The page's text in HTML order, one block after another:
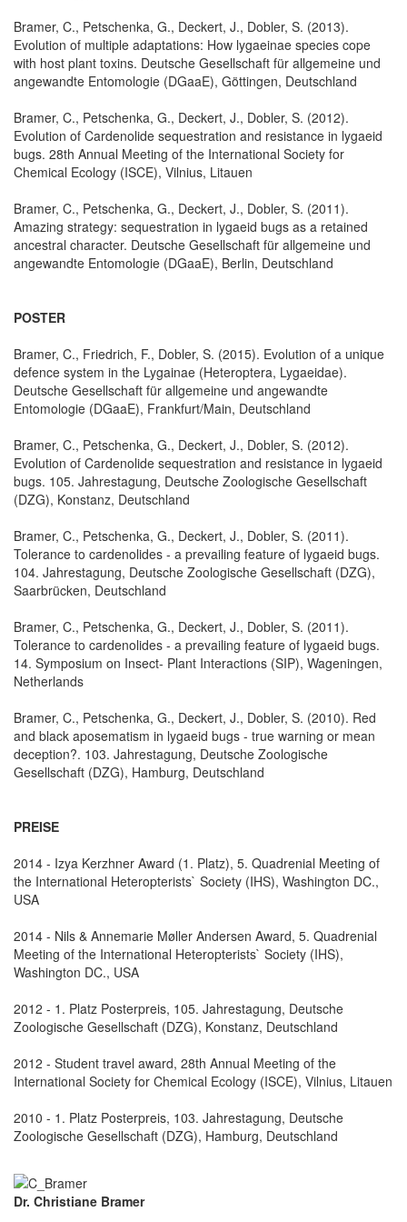
Bramer, C., Petschenka, G., Deckert, J., Dobler, S. (2013).
Evolution of multiple adaptations: How lygaeinae species cope
with host plant toxins. Deutsche Gesellschaft für allgemeine und
angewandte Entomologie (DGaaE), Göttingen, Deutschland
Bramer, C., Petschenka, G., Deckert, J., Dobler, S. (2012).
Evolution of Cardenolide sequestration and resistance in lygaeid
bugs. 28th Annual Meeting of the International Society for
Chemical Ecology (ISCE), Vilnius, Litauen
Bramer, C., Petschenka, G., Deckert, J., Dobler, S. (2011).
Amazing strategy: sequestration in lygaeid bugs as a retained
ancestral character. Deutsche Gesellschaft für allgemeine und
angewandte Entomologie (DGaaE), Berlin, Deutschland
POSTER
Bramer, C., Friedrich, F., Dobler, S. (2015). Evolution of a unique
defence system in the Lygainae (Heteroptera, Lygaeidae).
Deutsche Gesellschaft für allgemeine und angewandte
Entomologie (DGaaE), Frankfurt/Main, Deutschland
Bramer, C., Petschenka, G., Deckert, J., Dobler, S. (2012).
Evolution of Cardenolide sequestration and resistance in lygaeid
bugs. 105. Jahrestagung, Deutsche Zoologische Gesellschaft
(DZG), Konstanz, Deutschland
Bramer, C., Petschenka, G., Deckert, J., Dobler, S. (2011).
Tolerance to cardenolides - a prevailing feature of lygaeid bugs.
104. Jahrestagung, Deutsche Zoologische Gesellschaft (DZG),
Saarbrücken, Deutschland
Bramer, C., Petschenka, G., Deckert, J., Dobler, S. (2011).
Tolerance to cardenolides - a prevailing feature of lygaeid bugs.
14. Symposium on Insect- Plant Interactions (SIP), Wageningen,
Netherlands
Bramer, C., Petschenka, G., Deckert, J., Dobler, S. (2010). Red
and black aposematism in lygaeid bugs - true warning or mean
deception?. 103. Jahrestagung, Deutsche Zoologische
Gesellschaft (DZG), Hamburg, Deutschland
PREISE
2014 - Izya Kerzhner Award (1. Platz), 5. Quadrenial Meeting of
the International Heteropterists` Society (IHS), Washington DC.,
USA
2014 - Nils & Annemarie Møller Andersen Award, 5. Quadrenial
Meeting of the International Heteropterists` Society (IHS),
Washington DC., USA
2012 - 1. Platz Posterpreis, 105. Jahrestagung, Deutsche
Zoologische Gesellschaft (DZG), Konstanz, Deutschland
2012 - Student travel award, 28th Annual Meeting of the
International Society for Chemical Ecology (ISCE), Vilnius, Litauen
2010 - 1. Platz Posterpreis, 103. Jahrestagung, Deutsche
Zoologische Gesellschaft (DZG), Hamburg, Deutschland
Dr. Christiane Bramer